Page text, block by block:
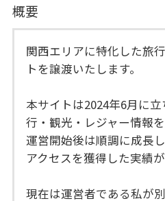
概要
関西エリアに特化した旅
トを譲渡いたします。
本サイトは2024年6月に
行・観光・レジャー情報
運営開始後は順調に成長
アクセスを獲得した実績が
現在は運営者である私が